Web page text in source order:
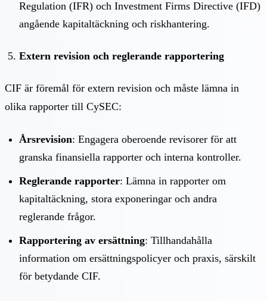
Regulation (IFR) och Investment Firms Directive (IFD)
angående kapitaltäckning och riskhantering.
Extern revision och reglerande rapportering
CIF är föremål för extern revision och måste lämna in
olika rapporter till CySEC:
Årsrevision: Engagera oberoende revisorer för att
granska finansiella rapporter och interna kontroller.
Reglerande rapporter: Lämna in rapporter om
kapitaltäckning, stora exponeringar och andra
reglerande frågor.
Rapportering av ersättning: Tillhandahålla
information om ersättningspolicyer och praxis, särskilt
för betydande CIF.